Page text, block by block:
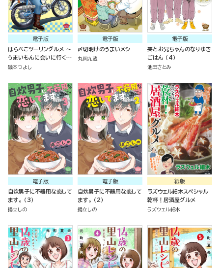
電子版
はらぺこツーリングルメ ～
うまいもんに会いに行く～
（3）
磯本つよし
電子版
〆切明けのうまいメシ
丸岡九蔵
電子版
笑とお兄ちゃんのなりゆき
ごはん （4）
池田さとみ
電子版
自炊男子に不器用な恋して
ます。 （3）
揚立しの
電子版
自炊男子に不器用な恋して
ます。 （2）
揚立しの
紙版
ラズウェル細木スペシャル
乾杯！居酒屋グルメ
ラズウェル細木